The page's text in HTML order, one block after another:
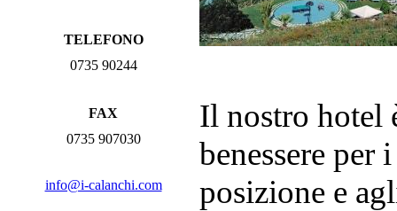
TELEFONO
0735 90244
FAX
0735 907030
info@i-calanchi.com
Il nostro hotel
benessere per
posizione e